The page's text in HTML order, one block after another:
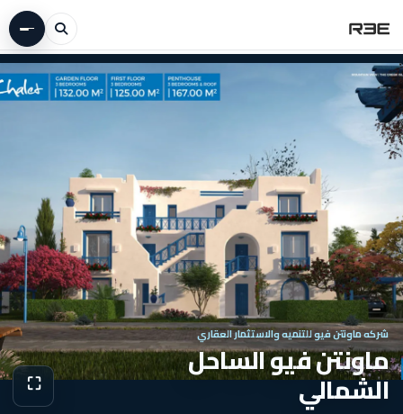
شركه ماونتن فيو للتنميه والاستثمار العقاري
ماونتن فيو الساحل
الشمالي ⛶عرض